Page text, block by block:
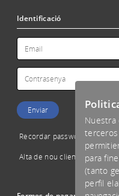
Identificació
Recordar password
Alta de nou client
Nuestra
para
(tanto
perfil